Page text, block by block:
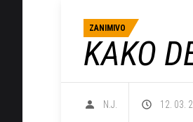
ZANIMIVO
KAKO
N.J. 12. 03.